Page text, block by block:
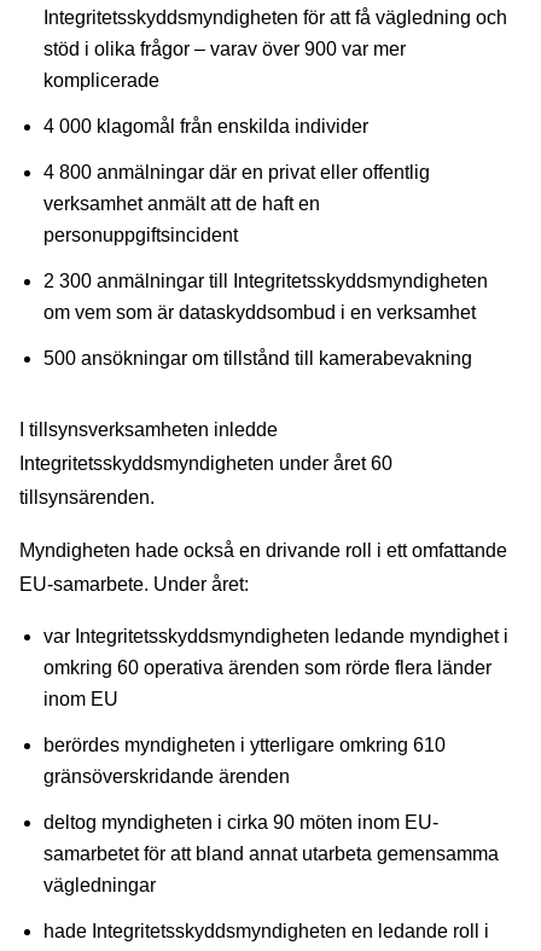
Integritetsskyddsmyndigheten för att få vägledning och
stöd i olika frågor – varav över 900 var mer
komplicerade
4 000 klagomål från enskilda individer
4 800 anmälningar där en privat eller offentlig
verksamhet anmält att de haft en
personuppgiftsincident
2 300 anmälningar till Integritetsskyddsmyndigheten
om vem som är dataskyddsombud i en verksamhet
500 ansökningar om tillstånd till kamerabevakning
I tillsynsverksamheten inledde
Integritetsskyddsmyndigheten under året 60
tillsynsärenden.
Myndigheten hade också en drivande roll i ett omfattande
EU-samarbete. Under året:
var Integritetsskyddsmyndigheten ledande myndighet i
omkring 60 operativa ärenden som rörde flera länder
inom EU
berördes myndigheten i ytterligare omkring 610
gränsöverskridande ärenden
deltog myndigheten i cirka 90 möten inom EU-
samarbetet för att bland annat utarbeta gemensamma
vägledningar
hade Integritetsskyddsmyndigheten en ledande roll i